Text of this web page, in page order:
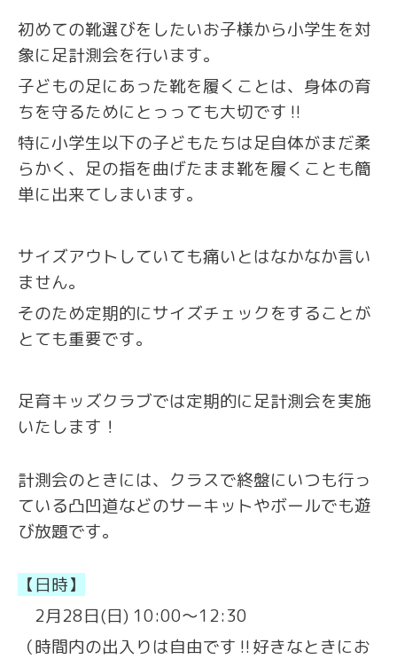
初めての靴選びをしたいお子様から小学生を対
象に足計測会を行います。
子どもの足にあった靴を履くことは、身体の育
ちを守るためにとっっても大切です‼️
特に小学生以下の子どもたちは足自体がまだ柔
らかく、足の指を曲げたまま靴を履くことも簡
単に出来てしまいます。
サイズアウトしていても痛いとはなかなか言い
ません。
そのため定期的にサイズチェックをすることが
とても重要です。
足育キッズクラブでは定期的に足計測会を実施
いたします！
計測会のときには、クラスで終盤にいつも行っ
ている凸凹道などのサーキットやボールでも遊
び放題です。
【日時】
2月28日(日) 10:00〜12:30
（時間内の出入りは自由です‼️好きなときにお